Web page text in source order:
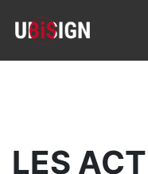
LES